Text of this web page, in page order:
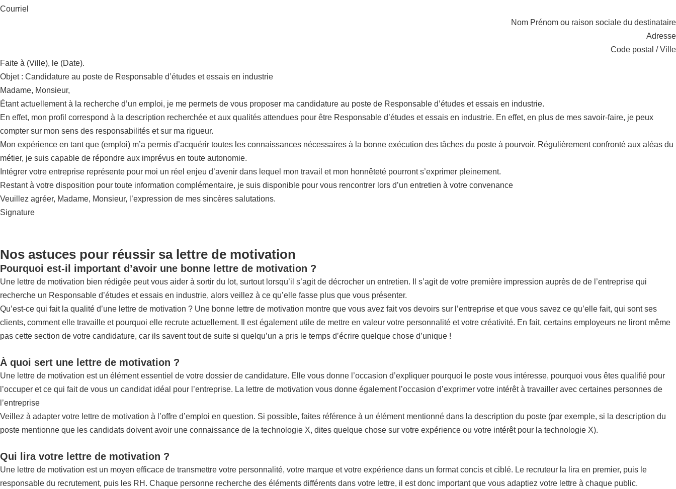
Courriel
Nom Prénom ou raison sociale du destinataire
Adresse
Code postal / Ville
Faite à (Ville), le (Date).
Objet : Candidature au poste de Responsable d’études et essais en industrie
Madame, Monsieur,
Étant actuellement à la recherche d’un emploi, je me permets de vous proposer ma candidature au poste de Responsable d’études et essais en industrie.
En effet, mon profil correspond à la description recherchée et aux qualités attendues pour être Responsable d’études et essais en industrie. En effet, en plus de mes savoir-faire, je peux
compter sur mon sens des responsabilités et sur ma rigueur.
Mon expérience en tant que (emploi) m’a permis d’acquérir toutes les connaissances nécessaires à la bonne exécution des tâches du poste à pourvoir. Régulièrement confronté aux aléas du
métier, je suis capable de répondre aux imprévus en toute autonomie.
Intégrer votre entreprise représente pour moi un réel enjeu d’avenir dans lequel mon travail et mon honnêteté pourront s’exprimer pleinement.
Restant à votre disposition pour toute information complémentaire, je suis disponible pour vous rencontrer lors d’un entretien à votre convenance
Veuillez agréer, Madame, Monsieur, l’expression de mes sincères salutations.
Signature
Nos astuces pour réussir sa lettre de motivation
Pourquoi est-il important d’avoir une bonne lettre de motivation ?
Une lettre de motivation bien rédigée peut vous aider à sortir du lot, surtout lorsqu’il s’agit de décrocher un entretien. Il s’agit de votre première impression auprès de de l’entreprise qui
recherche un Responsable d’études et essais en industrie, alors veillez à ce qu’elle fasse plus que vous présenter.
Qu’est-ce qui fait la qualité d’une lettre de motivation ? Une bonne lettre de motivation montre que vous avez fait vos devoirs sur l’entreprise et que vous savez ce qu’elle fait, qui sont ses
clients, comment elle travaille et pourquoi elle recrute actuellement. Il est également utile de mettre en valeur votre personnalité et votre créativité. En fait, certains employeurs ne liront même
pas cette section de votre candidature, car ils savent tout de suite si quelqu’un a pris le temps d’écrire quelque chose d’unique !
À quoi sert une lettre de motivation ?
Une lettre de motivation est un élément essentiel de votre dossier de candidature. Elle vous donne l’occasion d’expliquer pourquoi le poste vous intéresse, pourquoi vous êtes qualifié pour
l’occuper et ce qui fait de vous un candidat idéal pour l’entreprise. La lettre de motivation vous donne également l’occasion d’exprimer votre intérêt à travailler avec certaines personnes de
l’entreprise
Veillez à adapter votre lettre de motivation à l’offre d’emploi en question. Si possible, faites référence à un élément mentionné dans la description du poste (par exemple, si la description du
poste mentionne que les candidats doivent avoir une connaissance de la technologie X, dites quelque chose sur votre expérience ou votre intérêt pour la technologie X).
Qui lira votre lettre de motivation ?
Une lettre de motivation est un moyen efficace de transmettre votre personnalité, votre marque et votre expérience dans un format concis et ciblé. Le recruteur la lira en premier, puis le
responsable du recrutement, puis les RH. Chaque personne recherche des éléments différents dans votre lettre, il est donc important que vous adaptiez votre lettre à chaque public.